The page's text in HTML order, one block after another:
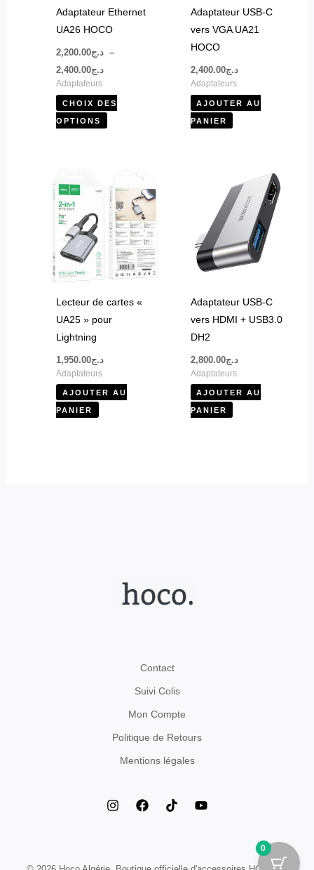
Adaptateur Ethernet
UA26 HOCO
د.ج2,200.00
–
د.ج2,400.00
Adaptateurs
CHOIX DES
OPTIONS
peuvent
être
page
du
produit
Adaptateur USB-C
vers VGA UA21
HOCO
د.ج2,400.00
Adaptateurs
AJOUTER AU
PANIER
Lecteur de cartes «
UA25 » pour
Lightning
د.ج1,950.00
Adaptateurs
AJOUTER AU
PANIER
Adaptateur USB-C
vers HDMI + USB3.0
DH2
د.ج2,800.00
Adaptateurs
AJOUTER AU
PANIER
Contact
Suivi Colis
Mon Compte
Politique de Retours
Mentions légales
0